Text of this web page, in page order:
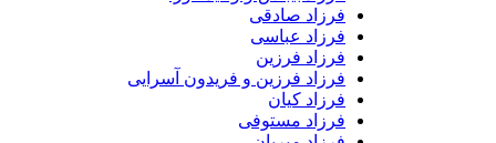
فرزاد صادقی
فرزاد عباسی
فرزاد فرزین
فرزاد فرزین و فریدون آسرایی
فرزاد کیان
فرزاد مستوفی